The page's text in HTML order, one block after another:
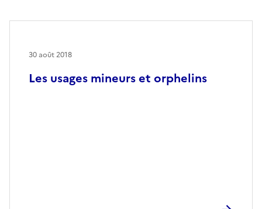
Les usages mineurs et orphelins
30 août 2018